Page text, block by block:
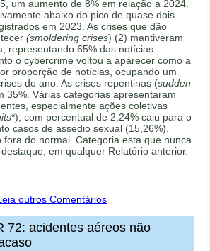
um aumento de 8% em relação a 2024.
abaixo do pico de quase dois
em 2023. As crises que dão
(smoldering crises) (2) mantiveram
representando 65% das notícias
o cybercrime voltou a aparecer como a
proporção de notícias, ocupando um
do ano. As crises repentinas (sudden
35%. Várias categorias apresentaram
especialmente ações coletivas
*), com percentual de 2,24% caiu para o
casos de assédio sexual (15,26%),
fora do normal. Categoria esta que nunca
em qualquer Relatório anterior.
outros Comentários
72: acidentes aéreos não